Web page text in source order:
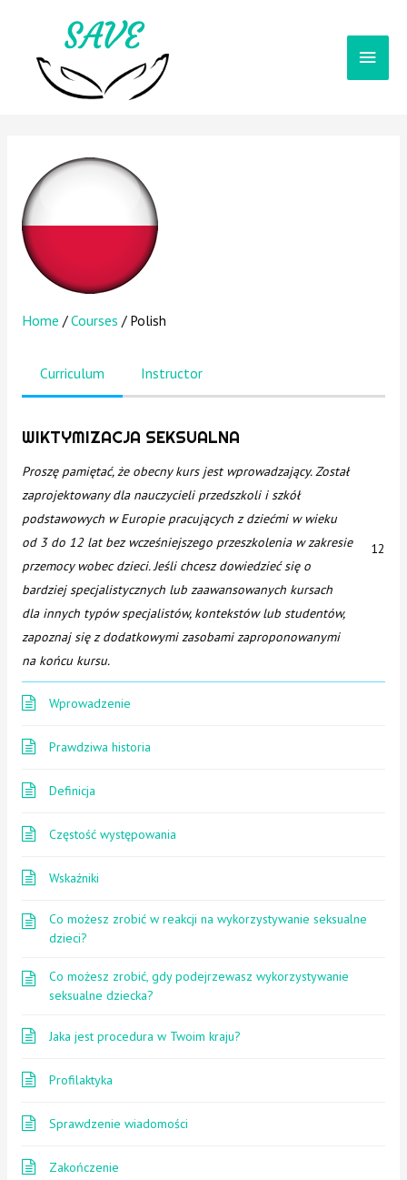
Main
Home /Courses / Polish
Curriculum Instructor
WIKTYMIZACJA SEKSUALNA
Proszę pamiętać, że obecny kurs jest wprowadzający. Został
zaprojektowany dla nauczycieli przedszkoli i szkół
podstawowych w Europie pracujących z dziećmi w wieku
od 3 do 12 lat bez wcześniejszego przeszkolenia w zakresie
przemocy wobec dzieci. Jeśli chcesz dowiedzieć się o
bardziej specjalistycznych lub zaawansowanych kursach
dla innych typów specjalistów, kontekstów lub studentów,
zapoznaj się z dodatkowymi zasobami zaproponowanymi
na końcu kursu.
12
Wprowadzenie
Prawdziwa historia
Definicja
Częstość występowania
Wskaźniki
Co możesz zrobić w reakcji na wykorzystywanie seksualne
dzieci?
Co możesz zrobić, gdy podejrzewasz wykorzystywanie
seksualne dziecka?
Jaka jest procedura w Twoim kraju?
Profilaktyka
Sprawdzenie wiadomości
Zakończenie